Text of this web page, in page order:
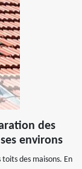
des
environs
des maisons. En